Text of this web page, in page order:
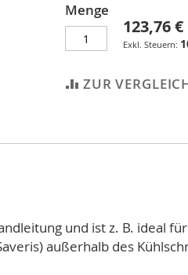
Menge
123,76 €
ZUR
und ist z. B. ideal
außerhalb des